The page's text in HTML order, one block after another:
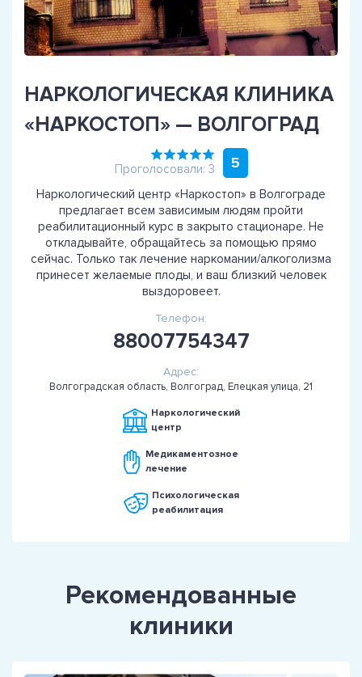
НАРКОЛОГИЧЕСКАЯ КЛИНИКА
«НАРКОСТОП» — ВОЛГОГРАД
Проголосовали: 3 5
Наркологический центр «Наркостоп» в Волгограде
предлагает всем зависимым людям пройти
реабилитационный курс в закрыто стационаре. Не
откладывайте, обращайтесь за помощью прямо
сейчас. Только так лечение наркомании/алкоголизма
принесет желаемые плоды, и ваш близкий человек
выздоровеет.
Телефон:
88007754347
Адрес:
Волгоградская область, Волгоград, Елецкая улица, 21
Наркологический
центр
Медикаментозное
лечение
Психологическая
реабилитация
Рекомендованные
клиники